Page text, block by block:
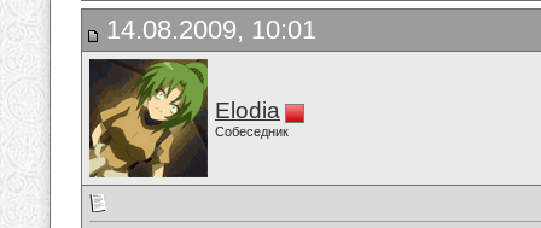
14.08.2009, 10:01
Elodia
Собеседник